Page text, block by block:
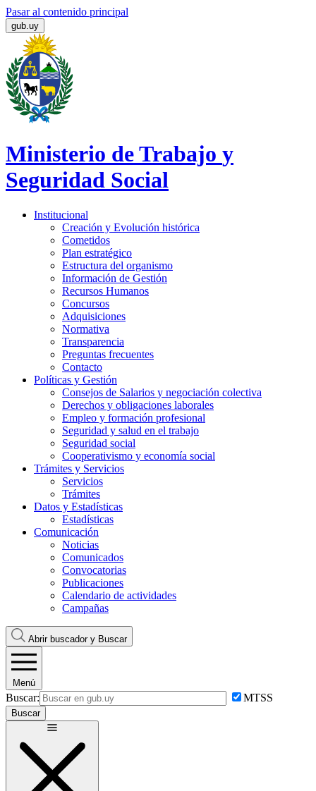
Pasar al contenido principal
gub.uy
Ministerio de Trabajo y
Seguridad Social
Institucional
Creación y Evolución histórica
Cometidos
Plan estratégico
Estructura del organismo
Información de Gestión
Recursos Humanos
Concursos
Adquisiciones
Normativa
Transparencia
Preguntas frecuentes
Contacto
Políticas y Gestión
Consejos de Salarios y negociación colectiva
Derechos y obligaciones laborales
Empleo y formación profesional
Seguridad y salud en el trabajo
Seguridad social
Cooperativismo y economía social
Trámites y Servicios
Servicios
Trámites
Datos y Estadísticas
Estadísticas
Comunicación
Noticias
Comunicados
Convocatorias
Publicaciones
Calendario de actividades
Campañas
Abrir buscador y Buscar
Menú
Buscar: MTSS
Buscar